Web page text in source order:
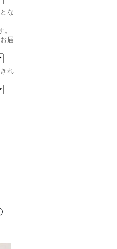
な
届
れ